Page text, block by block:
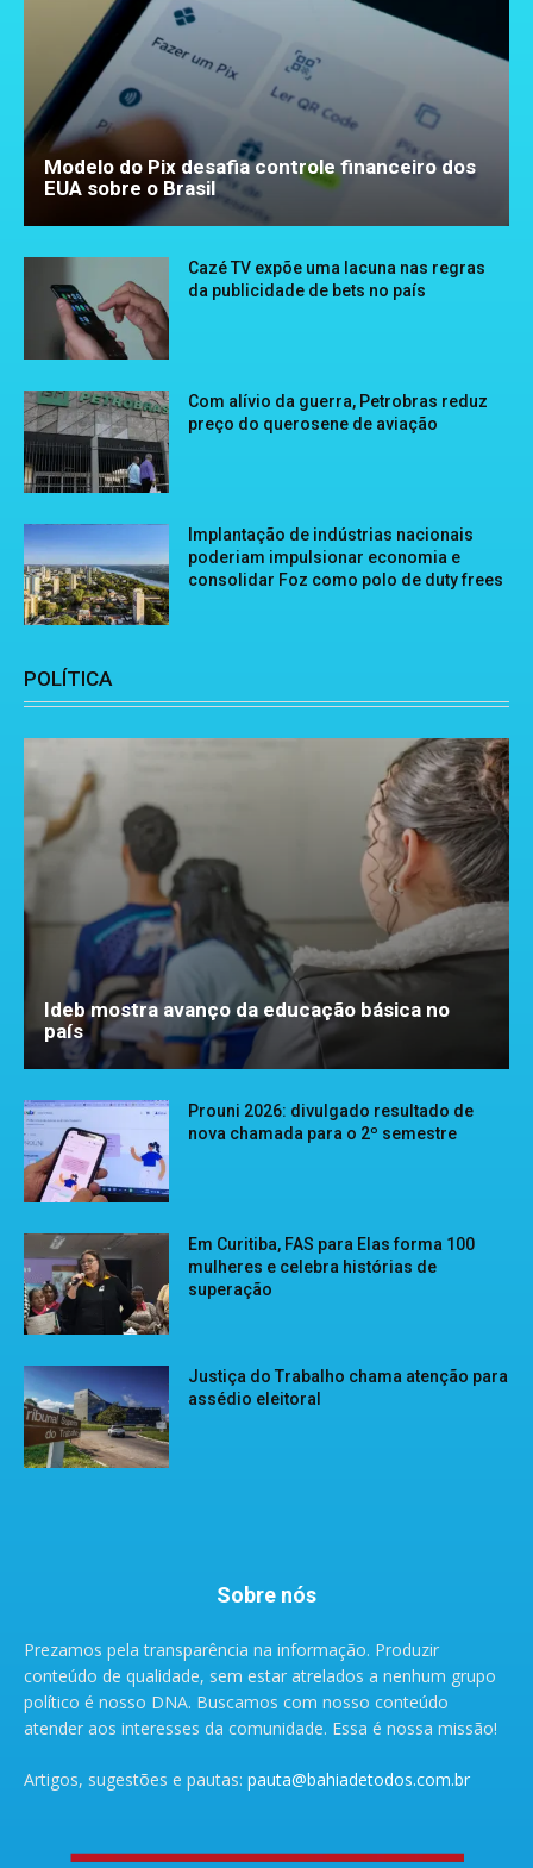
Modelo do Pix desafia controle financeiro dos
EUA sobre o Brasil
Cazé TV expõe uma lacuna nas regras
da publicidade de bets no país
Com alívio da guerra, Petrobras reduz
preço do querosene de aviação
Implantação de indústrias nacionais
poderiam impulsionar economia e
consolidar Foz como polo de duty frees
POLÍTICA
Ideb mostra avanço da educação básica no
país
Prouni 2026: divulgado resultado de
nova chamada para o 2º semestre
Em Curitiba, FAS para Elas forma 100
mulheres e celebra histórias de
superação
Justiça do Trabalho chama atenção para
assédio eleitoral
Sobre nós
Prezamos pela transparência na informação. Produzir
conteúdo de qualidade, sem estar atrelados a nenhum grupo
político é nosso DNA. Buscamos com nosso conteúdo
atender aos interesses da comunidade. Essa é nossa missão!
Artigos, sugestões e pautas: pauta@bahiadetodos.com.br